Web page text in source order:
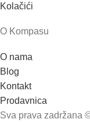
Kolačići
O Kompasu
O nama
Blog
Kontakt
Prodavnica
Sva prava zadržana